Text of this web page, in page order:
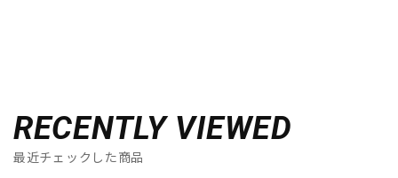
RECENTLY VIEWED
最近チェックした商品